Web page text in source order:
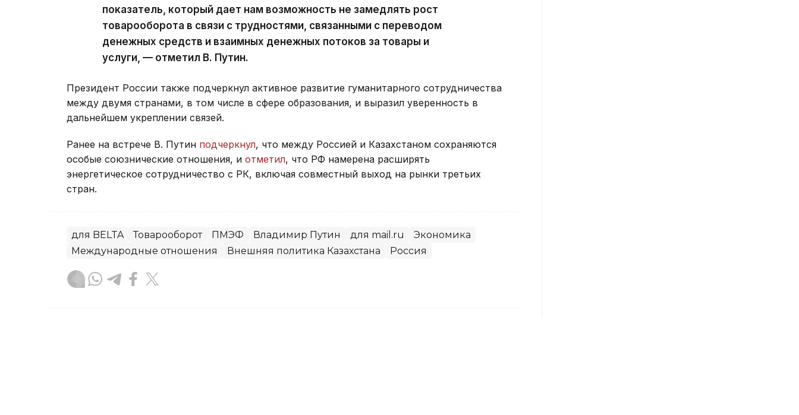
показатель, который дает нам возможность не замедлять рост
товарооборота в связи с трудностями, связанными с переводом
денежных средств и взаимных денежных потоков за товары и
услуги, — отметил В. Путин.
Президент России также подчеркнул активное развитие гуманитарного сотрудничества
между двумя странами, в том числе в сфере образования, и выразил уверенность в
дальнейшем укреплении связей.
Ранее на встрече В. Путин подчеркнул, что между Россией и Казахстаном сохраняются
особые союзнические отношения, и отметил, что РФ намерена расширять
энергетическое сотрудничество с РК, включая совместный выход на рынки третьих
стран.
для BELTA Товарооборот ПМЭФ Владимир Путин для mail.ru
Экономика
Международные отношения
Внешняя политика Казахстана Россия